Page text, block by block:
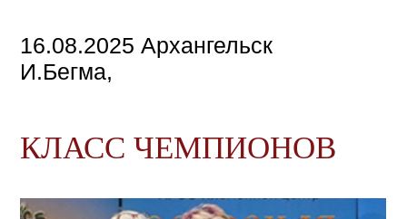
16.08.2025 Архангельск
И.Бегма,
КЛАСС ЧЕМПИОНОВ